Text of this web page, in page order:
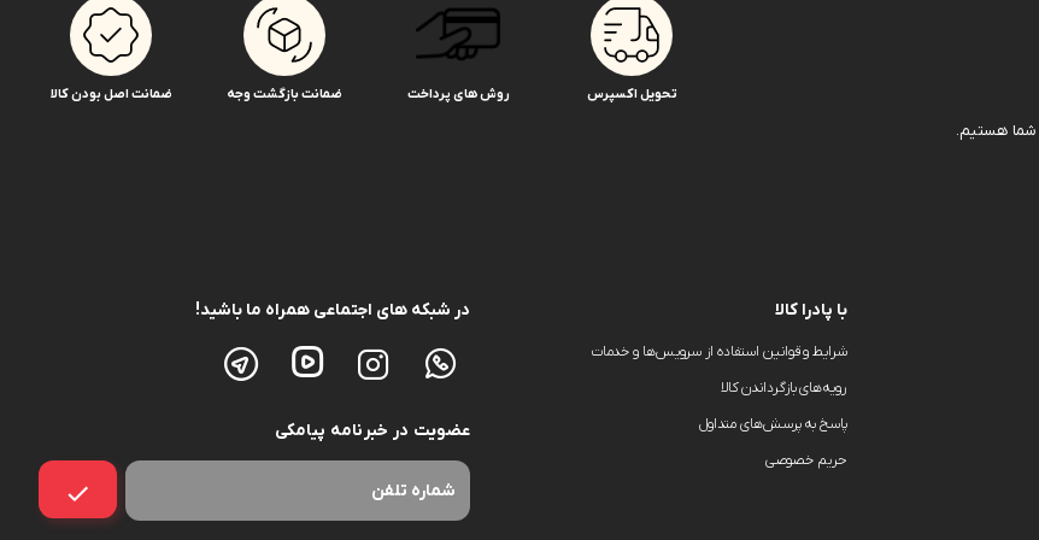
تحویل اکسپرس روش های پرداخت ضمانت بازگشت وجه ضمانت اصل بودن کالا
با پادرا کالا
شرایط و قوانین استفاده از سرویس‌ها و خدمات
رویه‌های بازگرداندن کالا
پاسخ به پرسش‌های متداول
حریم خصوصی
در شبکه های اجتماعی همراه ما باشید!
عضویت در خبرنامه پیامکی